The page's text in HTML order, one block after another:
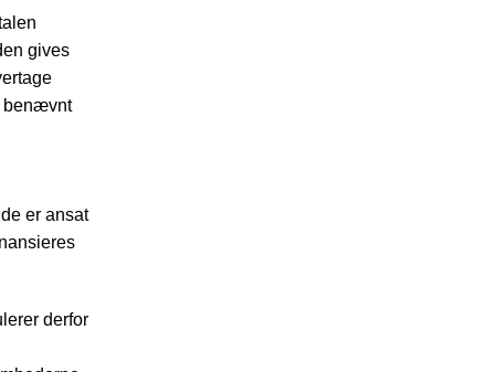
gives
benævnt
er ansat
derfor